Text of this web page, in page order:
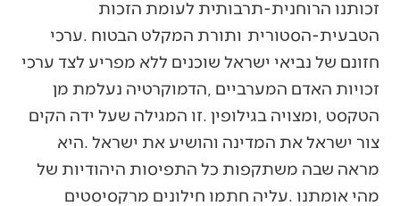
‬זכויות‭ ‬האדם‭ ‬המערביים‭, ‬הדמוקרטיה‭ ‬נעלמת‭ ‬מן‭
‬מראה‭ ‬שבה‭ ‬משתקפות‭ ‬כל‭ ‬התפיסות‭ ‬היהודיות‭ ‬של‭